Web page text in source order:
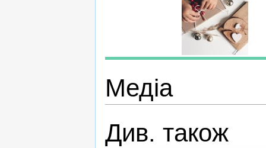
Медіа
Див. також